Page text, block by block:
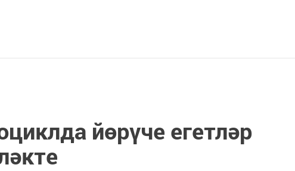
йөрүче егетләр